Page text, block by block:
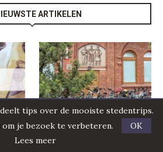
ARTIKELEN
in
Fietsen in Gdansk
tips over de mooiste stedentrips.
je bezoek te verbeteren.
OK
Lees meer